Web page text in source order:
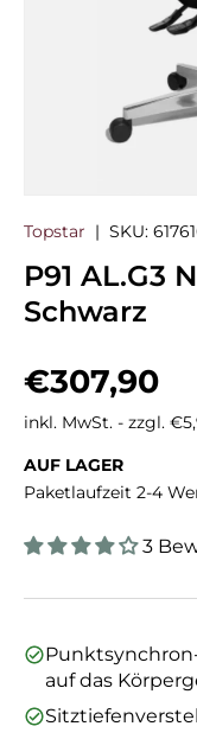
Topstar | SKU:
P91 AL.G3
Schwarz
Normaler
€307,90
inkl. MwSt. - zzgl.
AUF LAGER
Paketlaufzeit 2-4
3
auf das